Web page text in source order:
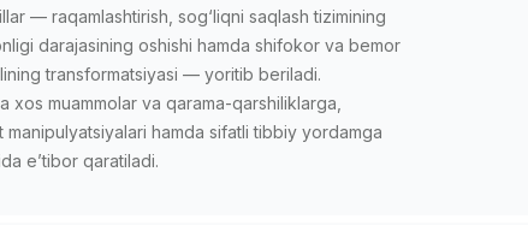
— raqamlashtirish, sog‘liqni saqlash tizimining
darajasining oshishi hamda shifokor va bemor
transformatsiyasi — yoritib beriladi.
muammolar va qarama-qarshiliklarga,
manipulyatsiyalari hamda sifatli tibbiy yordamga
e’tibor qaratiladi.